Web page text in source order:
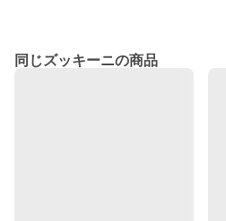
同じズッキーニの商品